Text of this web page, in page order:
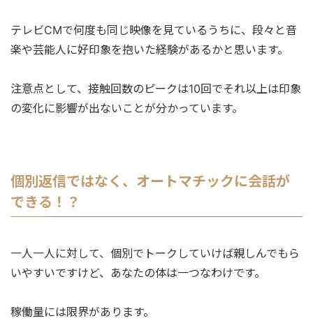
テレビCMで何度も同じ映像を見ているうちに、段々と音
楽や芸能人に好印象を抱いた経験があるかと思います。
注意点として、接触回数のピークは10回でそれ以上は印象
の変化に影響が出ないことが分かっています。
個別返信ではなく、オートマチックに会話が
できる！？
一人一人に対して、個別でトークしていけば親しんでもら
いやすいですけど、あなたの体は一つなわけです。
稼働量には限界があります。